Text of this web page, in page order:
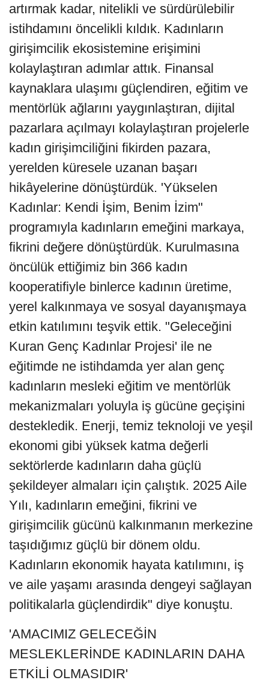
artırmak kadar, nitelikli ve sürdürülebilir
istihdamını öncelikli kıldık. Kadınların
girişimcilik ekosistemine erişimini
kolaylaştıran adımlar attık. Finansal
kaynaklara ulaşımı güçlendiren, eğitim ve
mentörlük ağlarını yaygınlaştıran, dijital
pazarlara açılmayı kolaylaştıran projelerle
kadın girişimciliğini fikirden pazara,
yerelden küresele uzanan başarı
hikâyelerine dönüştürdük. 'Yükselen
Kadınlar: Kendi İşim, Benim İzim"
programıyla kadınların emeğini markaya,
fikrini değere dönüştürdük. Kurulmasına
öncülük ettiğimiz bin 366 kadın
kooperatifiyle binlerce kadının üretime,
yerel kalkınmaya ve sosyal dayanışmaya
etkin katılımını teşvik ettik. "Geleceğini
Kuran Genç Kadınlar Projesi' ile ne
eğitimde ne istihdamda yer alan genç
kadınların mesleki eğitim ve mentörlük
mekanizmaları yoluyla iş gücüne geçişini
destekledik. Enerji, temiz teknoloji ve yeşil
ekonomi gibi yüksek katma değerli
sektörlerde kadınların daha güçlü
şekildeyer almaları için çalıştık. 2025 Aile
Yılı, kadınların emeğini, fikrini ve
girişimcilik gücünü kalkınmanın merkezine
taşıdığımız güçlü bir dönem oldu.
Kadınların ekonomik hayata katılımını, iş
ve aile yaşamı arasında dengeyi sağlayan
politikalarla güçlendirdik" diye konuştu.
'AMACIMIZ GELECEĞİN
MESLEKLERİNDE KADINLARIN DAHA
ETKİLİ OLMASIDIR'